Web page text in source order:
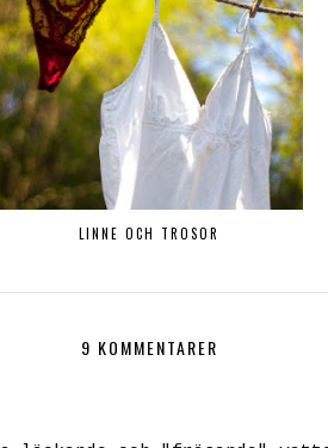
LINNE OCH TROSOR
9 KOMMENTARER